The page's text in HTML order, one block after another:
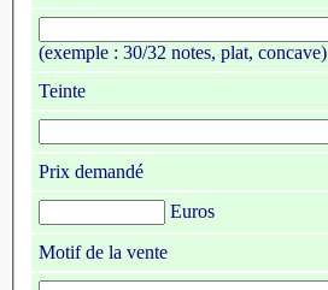
(exemple : 30/32 notes, plat, concave)
Teinte
Prix demandé
Euros
Motif de la vente